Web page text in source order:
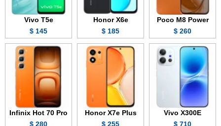
Poco M8 Power
260 $
Honor X6e
185 $
Vivo T5e
145 $
Vivo X300E
710 $
Honor X7e Plus
255 $
Infinix Hot 70 Pro
280 $